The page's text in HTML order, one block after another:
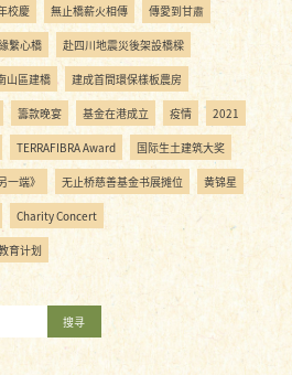
校慶 無止橋薪火相傳 傳愛到甘肅
繫心橋 赴四川地震災後架設橋樑
山區建橋 建成首間環保樣板農房
籌款晚宴 基金在港成立 疫情 2021
TERRAFIBRA Award 国际生土建筑大奖
一端》 无止桥慈善基金书展摊位 黄锦星
Charity Concert
育计划
搜寻